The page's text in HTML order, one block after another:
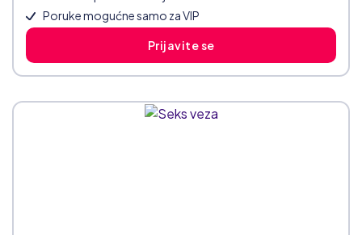
Poruke mogućne samo za VIP
Prijavite se